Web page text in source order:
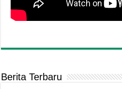
Berita Terbaru